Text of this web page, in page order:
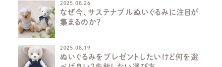
2025.08.26
なぜ今、サステナブルぬいぐるみに注目が
集まるのか？
2025.08.19
ぬいぐるみをプレゼントしたいけど何を選